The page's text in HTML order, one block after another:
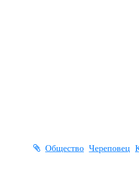
Общество Череповец